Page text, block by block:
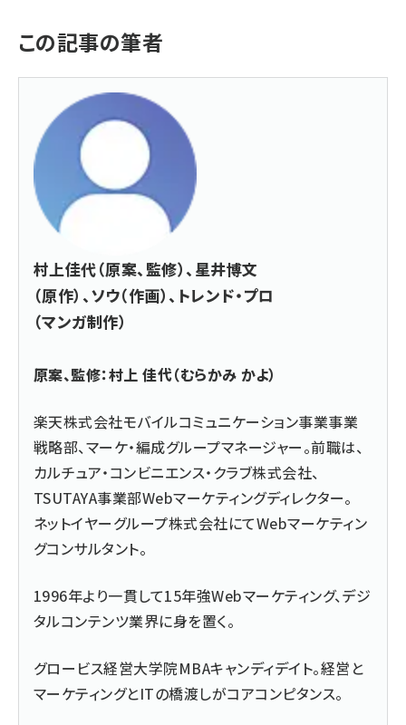
この記事の筆者
村上佳代（原案、監修）、星井博文
（原作）、ソウ（作画）、トレンド・プロ
（マンガ制作）
原案、監修：村上 佳代（むらかみ かよ）
楽天株式会社モバイルコミュニケーション事業事業
戦略部、マーケ・編成グループマネージャー。前職は、
カルチュア・コンビニエンス・クラブ株式会社、
TSUTAYA事業部Webマーケティングディレクター。
ネットイヤーグループ株式会社にてWebマーケティン
グコンサルタント。
1996年より一貫して15年強Webマーケティング、デジ
タルコンテンツ業界に身を置く。
グロービス経営大学院MBAキャンディデイト。経営と
マーケティングとITの橋渡しがコアコンピタンス。